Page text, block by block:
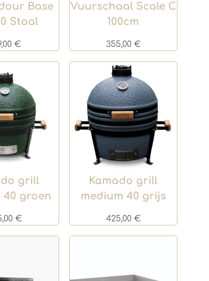
Base
Staal
€
Vuurschaal Scale C
100cm
355,00 €
grill
40 groen
€
Kamado grill
medium 40 grijs
425,00 €